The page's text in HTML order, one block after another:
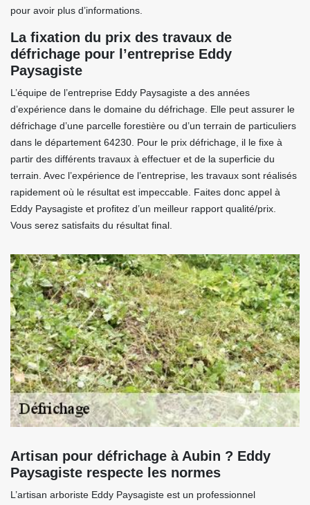
pour avoir plus d’informations.
La fixation du prix des travaux de
défrichage pour l’entreprise Eddy
Paysagiste
L’équipe de l’entreprise Eddy Paysagiste a des années
d’expérience dans le domaine du défrichage. Elle peut assurer le
défrichage d’une parcelle forestière ou d’un terrain de particuliers
dans le département 64230. Pour le prix défrichage, il le fixe à
partir des différents travaux à effectuer et de la superficie du
terrain. Avec l’expérience de l’entreprise, les travaux sont réalisés
rapidement où le résultat est impeccable. Faites donc appel à
Eddy Paysagiste et profitez d’un meilleur rapport qualité/prix.
Vous serez satisfaits du résultat final.
Artisan pour défrichage à Aubin ? Eddy
Paysagiste respecte les normes
L’artisan arboriste Eddy Paysagiste est un professionnel